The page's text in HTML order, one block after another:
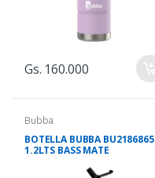
Gs. 160.000
Bubba
BOTELLA BUBBA BU2186865
1.2LTS BASS MATE